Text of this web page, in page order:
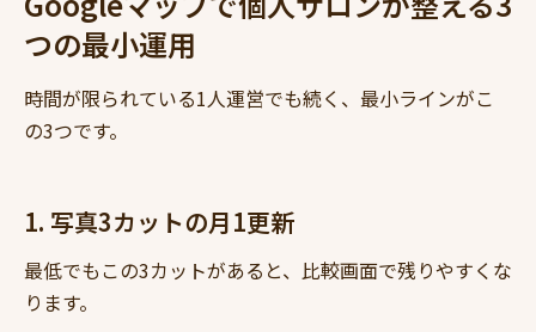
つの最小運用
時間が限られている1人運営でも続く、最小ラインがこ
の3つです。
1. 写真3カットの月1更新
最低でもこの3カットがあると、比較画面で残りやすくな
ります。